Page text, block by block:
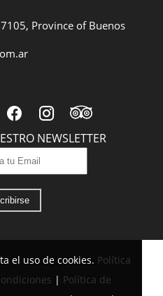
Province of Buenos
NEWSLETTER
el uso de cookies. Política
| Política de